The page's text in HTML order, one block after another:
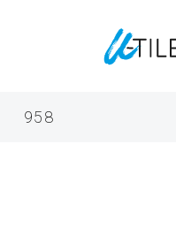
958